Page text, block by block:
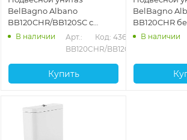
BelBagno Albano
BB120CHR/BB120SC с
сиденьем микролифт,
В наличии
Арт.:
BB120CHR/BB120SC
Код: 43645
Купить
BelBagno
BB120CHR
белый
В наличии